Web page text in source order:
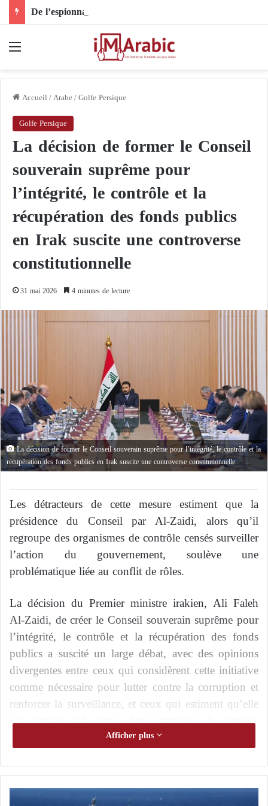
Accueil/Arabe/Golfe Persique
Golfe Persique
La décision de former le Conseil
souverain suprême pour
l’intégrité, le contrôle et la
récupération des fonds publics
en Irak suscite une controverse
constitutionnelle
31 mai 2026 4 minutes de lecture
La décision de former le Conseil souverain suprême pour l’intégrité, le contrôle et la
récupération des fonds publics en Irak suscite une controverse constitutionnelle
Les détracteurs de cette mesure estiment que la
présidence du Conseil par Al-Zaidi, alors qu’il
regroupe des organismes de contrôle censés surveiller
l’action du gouvernement, soulève une
problématique liée au conflit de rôles.
La décision du Premier ministre irakien, Ali Faleh
Al-Zaidi, de créer le Conseil souverain suprême pour
l’intégrité, le contrôle et la récupération des fonds
publics a suscité un large débat, avec des opinions
divergentes entre ceux qui considèrent cette initiative
comme nécessaire pour lutter contre la corruption et
renforcer la surveillance, et ceux qui estiment qu’elle
est contraire à la nature des institutions de contrôle
indépendantes prévues par la Constitution.
Cette démarche s’inscrit dans le cadre des efforts du
gouvernement visant à réexaminer les contrats
Afficher plus
L